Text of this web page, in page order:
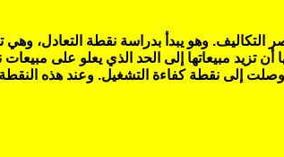
وهو يبدأ بدراسة نقطة التعادل، وهي
تزيد مبيعاتها إلى الحد الذي يعلو على مبيعات
إلى نقطة كفاءة التشغيل. وعند هذه النقطة